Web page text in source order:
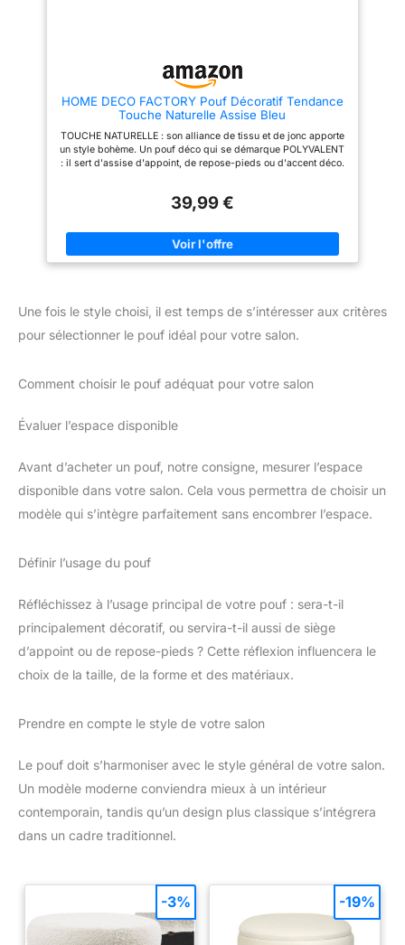
belles possibilités! Avec 20
couleurs et designs
trouver un oreiller (ou trois!) Qui
correspond parfaitement à votre
espace. Ajoutez une touche de
ou choisissez-en plusieurs pour
HOME DECO FACTORY Pouf Décoratif Tendance
Touche Naturelle Assise Bleu
TOUCHE NATURELLE : son alliance de tissu et de jonc apporte
un style bohème. Un pouf déco qui se démarque POLYVALENT
: il sert d'assise d'appoint, de repose-pieds ou d'accent déco.
confortable TEINTE BLEUE : sa couleur apporte une touche chic
emprise se glisse dans les petits espaces. Un pouf malin et
discret
39,99 €
Une fois le style choisi, il est temps de s’intéresser aux critères
pour sélectionner le pouf idéal pour votre salon.
Comment choisir le pouf adéquat pour votre salon
Évaluer l’espace disponible
Avant d’acheter un pouf, notre consigne, mesurer l’espace
disponible dans votre salon. Cela vous permettra de choisir un
modèle qui s’intègre parfaitement sans encombrer l’espace.
Définir l’usage du pouf
Réfléchissez à l’usage principal de votre pouf : sera-t-il
principalement décoratif, ou servira-t-il aussi de siège
d’appoint ou de repose-pieds ? Cette réflexion influencera le
choix de la taille, de la forme et des matériaux.
Prendre en compte le style de votre salon
Le pouf doit s’harmoniser avec le style général de votre salon.
Un modèle moderne conviendra mieux à un intérieur
contemporain, tandis qu’un design plus classique s’intégrera
dans un cadre traditionnel.
-3% -19%